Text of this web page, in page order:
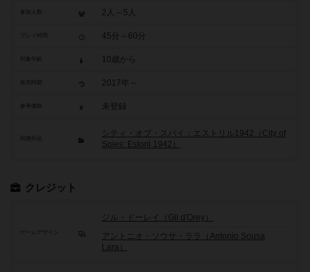
参加人数 2人～5人
45分～60分
10歳から
2017年～
参考価格 未登録
関連作品
シティ・オブ・スパイ：エストリル1942（City of
Spies: Estoril 1942）
クレジット
ゲームデザイン
ジル・ドーレイ（Gil d'Orey）
アントニオ・ソウサ・ララ（Antonio Sousa
Lara）